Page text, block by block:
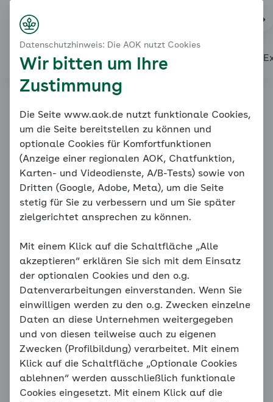
StartseiteÜber diesen CoachThemenübersicht Unsere
Coach starten
Nutzungsbedingungen
Nutzungsbedingunge
n
Bei Krankheit zur Ärztin
oder zum Arzt
Diagnosen und Behandlungen von Krankheiten
gehören in die Hand von Ärztinnen und Ärzten oder
Psychotherapeutinnen und Psychotherapeuten. Bitte
suchen Sie daher bei Anzeichen von Erkrankungen
Ihres Kindes eine Ärztin oder einen Arzt oder eine
Psychotherapeutin oder einen Psychotherapeuten
auf. Nur ausgebildete Medizinerinnen und Mediziner
oder Psychotherapeutinnen und Psychotherapeuten
können eine individuelle Diagnose stellen und die auf
Datenschutzhinweis: Die AOK nutzt Cookies
Wir bitten um Ihre
Zustimmung
Die Seite www.aok.de nutzt funktionale Cookies,
um die Seite bereitstellen zu können und
optionale Cookies für Komfortfunktionen
(Anzeige einer regionalen AOK, Chatfunktion,
Karten- und Videodienste, A/B-Tests) sowie von
Dritten (Google, Adobe, Meta), um die Seite
stetig für Sie zu verbessern und um Sie später
zielgerichtet ansprechen zu können.
Mit einem Klick auf die Schaltfläche „Alle
akzeptieren“ erklären Sie sich mit dem Einsatz
der optionalen Cookies und den o.g.
Datenverarbeitungen einverstanden. Wenn Sie
einwilligen werden zu den o.g. Zwecken einzelne
Daten an diese Unternehmen weitergegeben
und von diesen teilweise auch zu eigenen
Zwecken (Profilbildung) verarbeitet. Mit einem
Klick auf die Schaltfläche „Optionale Cookies
ablehnen“ werden ausschließlich funktionale
Cookies eingesetzt. Mit einem Klick auf die